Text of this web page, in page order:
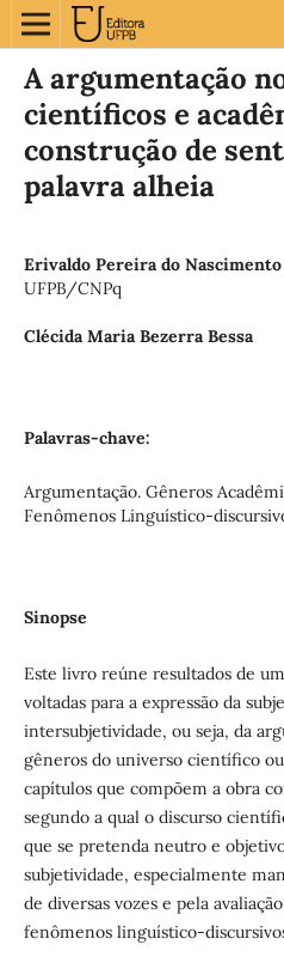
A argumentação
científicos e
construção de
palavra alheia
Erivaldo Pereira do Nascimento
UFPB/CNPq
Clécida Maria Bezerra Bessa
Palavras-chave:
Argumentação. Gêneros
Fenômenos Linguístico-
Sinopse
Este livro reúne resultados de
voltadas para a expressão da
intersubjetividade, ou seja, da
gêneros do universo científico
capítulos que compõem a obra
segundo a qual o discurso
que se pretenda neutro e
subjetividade, especialmente
de diversas vozes e pela
fenômenos linguístico-